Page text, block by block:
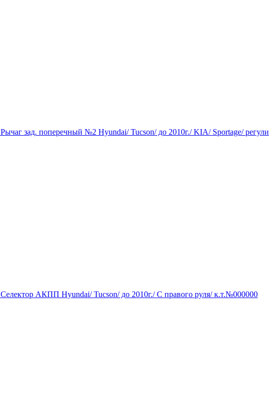
Рычаг зад. поперечный №2 Hyundai/ Tucson/ до 2010г./ KIA/ Sportage/
Селектор АКПП Hyundai/ Tucson/ до 2010г./ С правого руля/ к.т.№000000